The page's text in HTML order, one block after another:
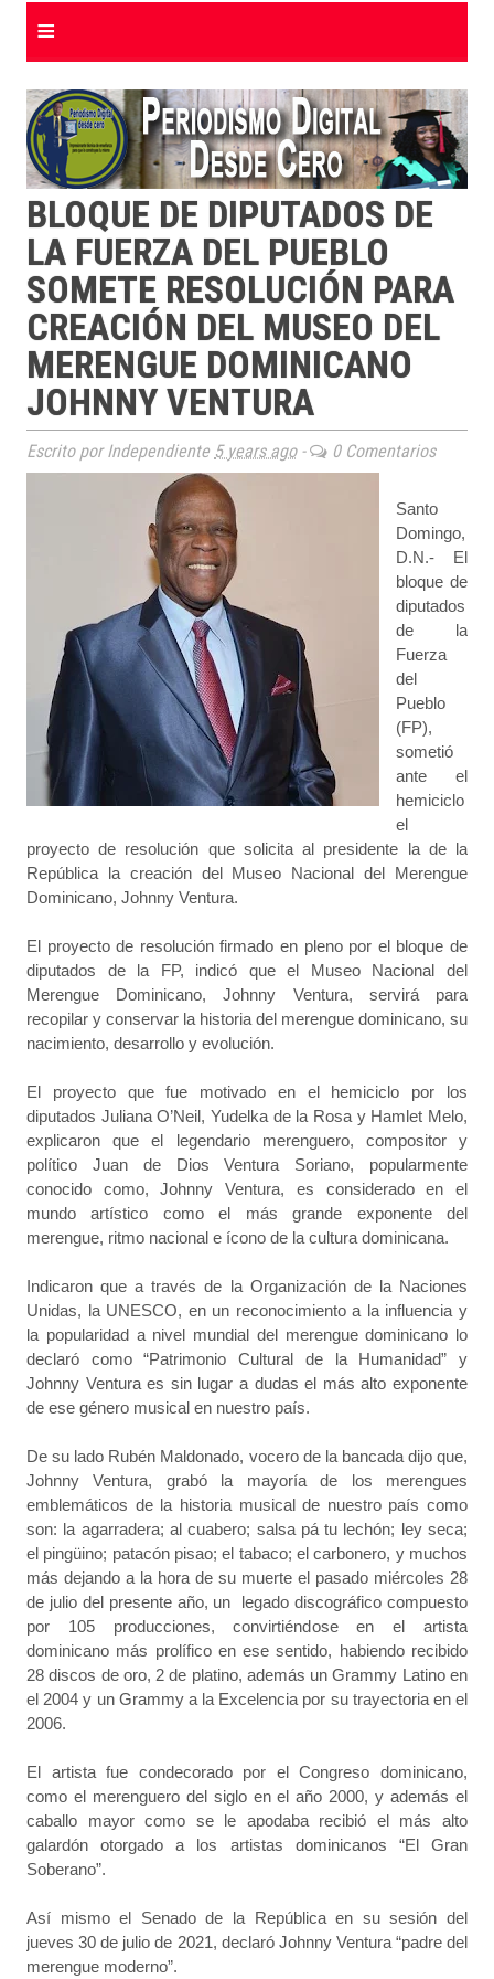
≡
BLOQUE DE DIPUTADOS DE
LA FUERZA DEL PUEBLO
SOMETE RESOLUCIÓN PARA
CREACIÓN DEL MUSEO DEL
MERENGUE DOMINICANO
JOHNNY VENTURA
Escrito por Independiente 5 years ago- 0 Comentarios
Santo
Domingo,
D.N.- El
bloque de
diputados
de la
Fuerza
del
Pueblo
(FP),
sometió
ante el
hemiciclo
el
proyecto de resolución que solicita al presidente la de la
República la creación del Museo Nacional del Merengue
Dominicano, Johnny Ventura.
El proyecto de resolución firmado en pleno por el bloque de
diputados de la FP, indicó que el Museo Nacional del
Merengue Dominicano, Johnny Ventura, servirá para
recopilar y conservar la historia del merengue dominicano, su
nacimiento, desarrollo y evolución.
El proyecto que fue motivado en el hemiciclo por los
diputados Juliana O’Neil, Yudelka de la Rosa y Hamlet Melo,
explicaron que el legendario merenguero, compositor y
político Juan de Dios Ventura Soriano, popularmente
conocido como, Johnny Ventura, es considerado en el
mundo artístico como el más grande exponente del
merengue, ritmo nacional e ícono de la cultura dominicana.
Indicaron que a través de la Organización de la Naciones
Unidas, la UNESCO, en un reconocimiento a la influencia y
la popularidad a nivel mundial del merengue dominicano lo
declaró como “Patrimonio Cultural de la Humanidad” y
Johnny Ventura es sin lugar a dudas el más alto exponente
de ese género musical en nuestro país.
De su lado Rubén Maldonado, vocero de la bancada dijo que,
Johnny Ventura, grabó la mayoría de los merengues
emblemáticos de la historia musical de nuestro país como
son: la agarradera; al cuabero; salsa pá tu lechón; ley seca;
el pingüino; patacón pisao; el tabaco; el carbonero, y muchos
más dejando a la hora de su muerte el pasado miércoles 28
de julio del presente año, un legado discográfico compuesto
por 105 producciones, convirtiéndose en el artista
dominicano más prolífico en ese sentido, habiendo recibido
28 discos de oro, 2 de platino, además un Grammy Latino en
el 2004 y un Grammy a la Excelencia por su trayectoria en el
2006.
El artista fue condecorado por el Congreso dominicano,
como el merenguero del siglo en el año 2000, y además el
caballo mayor como se le apodaba recibió el más alto
galardón otorgado a los artistas dominicanos “El Gran
Soberano”.
Así mismo el Senado de la República en su sesión del
jueves 30 de julio de 2021, declaró Johnny Ventura “padre del
merengue moderno”.